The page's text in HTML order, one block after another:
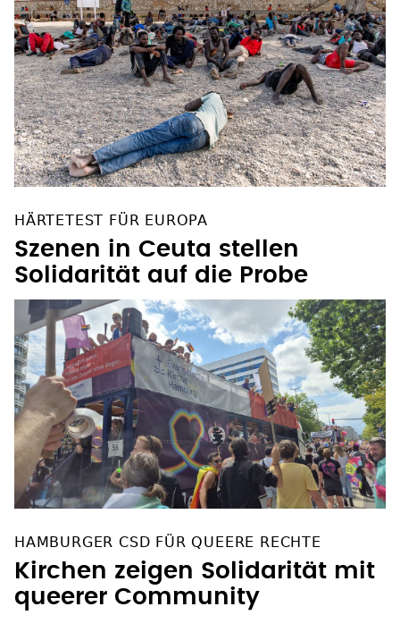
HÄRTETEST FÜR EUROPA
Szenen in Ceuta stellen
Solidarität auf die Probe
HAMBURGER CSD FÜR QUEERE RECHTE
Kirchen zeigen Solidarität mit
queerer Community